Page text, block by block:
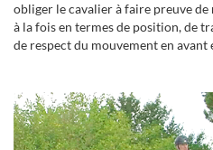
obliger le cavalier à faire preuve
à la fois en termes de position, de
de respect du mouvement en avant